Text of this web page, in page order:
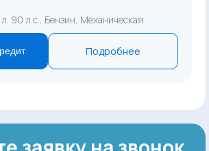
90 л.с., Бензин, Механическая
Подробнее